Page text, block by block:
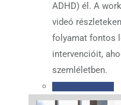
ADHD) él. A
videó
folyamat fontos
intervencióit,
szemléletben.